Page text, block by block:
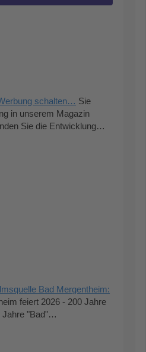
schalten… Sie
in unserem Magazin
Sie die Entwicklung…
Bad Mergentheim:
feiert 2026 - 200 Jahre
Jahre "Bad"…